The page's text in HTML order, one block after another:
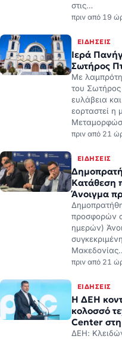
στις…
πριν από 19
ΕΙΔΉΣΕΙΣ
Ιερά
Σωτήρος
Με
του Σωτήρος
ευλάβεια
εορταστεί η
πριν από 21
ΕΙΔΉΣΕΙΣ
Κατάθεση
Άνοιγμα
προσφορών
ημερών)
πριν από 21
ΕΙΔΉΣΕΙΣ
Η ΔΕΗ
κολοσσό
Center
ΔΕΗ: